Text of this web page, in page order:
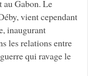
Gabon. Le
vient cependant
inaugurant
les relations entre
qui ravage le